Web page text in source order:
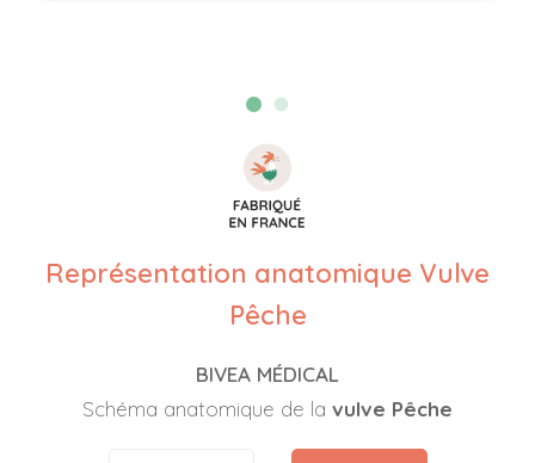
Représentation anatomique Vulve
Pêche
BIVEA MÉDICAL
Schéma anatomique de la vulve Pêche